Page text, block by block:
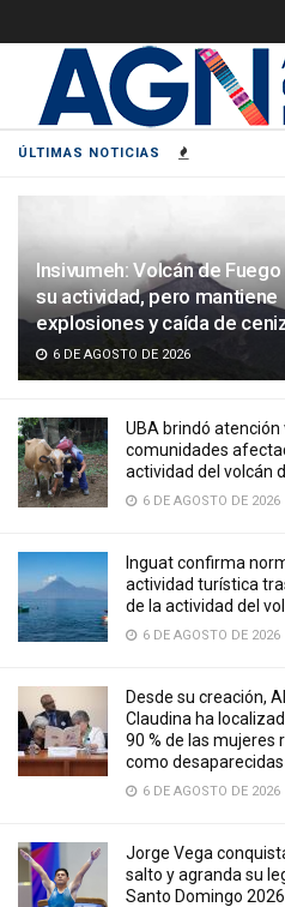
ÚLTIMAS NOTICIAS
Insivumeh: Volcán de
su actividad, pero mantiene
explosiones y caída de
6 DE AGOSTO DE 2026
UBA brindó
comunidades
actividad del volcán
6 DE AGOSTO DE 2026
Inguat confirma
actividad turística
de la actividad del
6 DE AGOSTO DE 2026
Desde su creación,
Claudina ha
90 % de las mujeres
como desaparecidas
6 DE AGOSTO DE 2026
Jorge Vega
salto y agranda su
Santo Domingo 2026